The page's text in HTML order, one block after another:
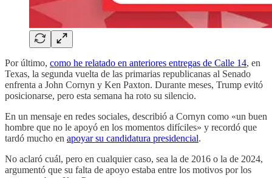
Por último, como he relatado en anteriores entregas de Calle 14, en
Texas, la segunda vuelta de las primarias republicanas al Senado
enfrenta a John Cornyn y Ken Paxton. Durante meses, Trump evitó
posicionarse, pero esta semana ha roto su silencio.
En un mensaje en redes sociales, describió a Cornyn como «un buen
hombre que no le apoyó en los momentos difíciles» y recordó que
tardó mucho en apoyar su candidatura presidencial.
No aclaró cuál, pero en cualquier caso, sea la de 2016 o la de 2024,
argumentó que su falta de apoyo estaba entre los motivos por los